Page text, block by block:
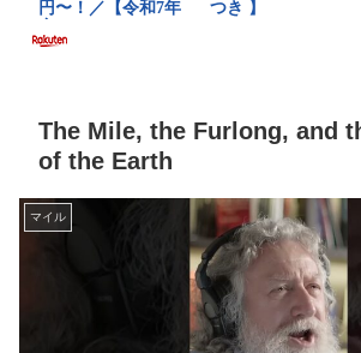
The Mile, the Furlong, and
of the Earth
マイル